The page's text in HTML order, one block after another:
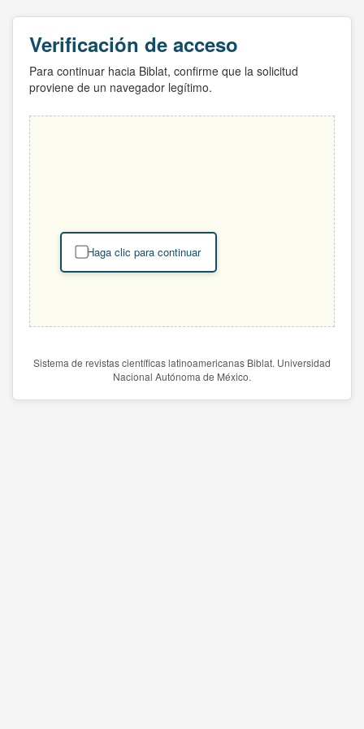
Verificación de acceso
Para continuar hacia Biblat, confirme que la solicitud
proviene de un navegador legítimo.
Haga clic para continuar
Sistema de revistas científicas latinoamericanas Biblat. Universidad
Nacional Autónoma de México.